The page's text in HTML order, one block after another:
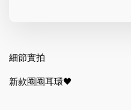
細節實拍
新款圈圈耳環🖤